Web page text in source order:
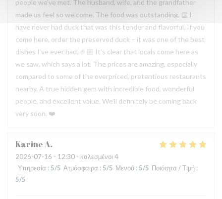
people we’ve met. The husband, wife, and the grandfather
made us feel so welcome. The food was outstanding. 👏 I
have never had duck that was this tender and flavorful. If you
come here, order the preserved duck – it was one of the best
dishes I’ve ever had. 🤌🏼 It’s clear that locals come here as
we saw, which says a lot. The prices are amazing, especially
compared to some of the overpriced, pretentious restaurants
nearby. A true hidden gem with incredible food, wonderful
people, and excellent value. We’ll definitely be coming back
very soon. ❤️
KarineA
2026-07-16 - 12:30 - καλεσμένοι 4
Υπηρεσία : 5/5 Ατμόσφαιρα : 5/5 Μενού : 5/5 Ποιότητα / Τιμή :
5/5